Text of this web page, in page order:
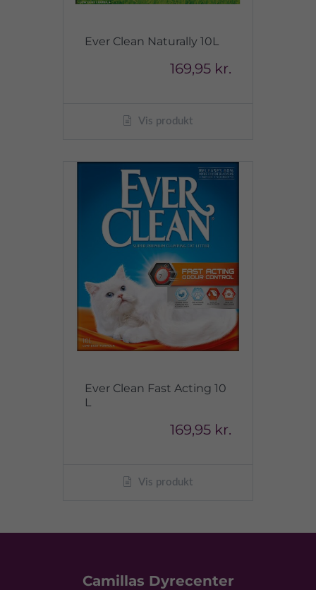
Ever Clean Naturally 10L
169,95 kr.
Vis produkt
Ever Clean Fast Acting 10
L
169,95 kr.
Vis produkt
Camillas Dyrecenter